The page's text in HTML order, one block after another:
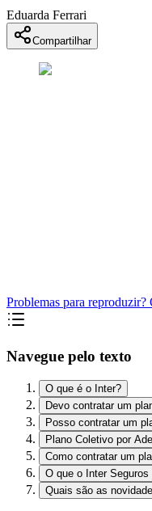
Eduarda Ferrari
Compartilhar
Problemas para
Navegue pelo texto
O que é o Inter?
Devo contratar um
Posso contratar um
Plano Coletivo por
Como contratar um
O que o Inter Seguros
Quais são as